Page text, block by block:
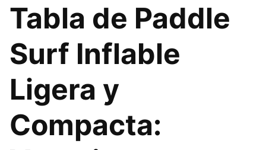
Tabla de Paddle
Surf Inflable
Ligera y
Compacta: